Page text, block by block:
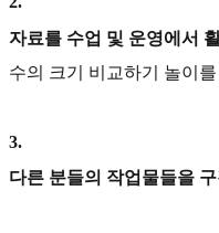
자료를 수업 및 운영에서
수의 크기 비교하기 놀이
3.
다른 분들의 작업물들을